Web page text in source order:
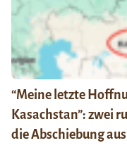
“Meine letzte
Kasachstan”: zwei
die Abschiebung